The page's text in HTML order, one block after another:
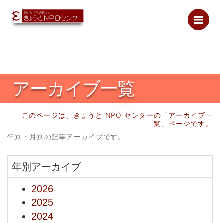
アーカイブ一覧
このページは、きょうと NPO センターの「アーカイブ一
覧」ページです。
年別・月別の記事アーカイブです。
年別アーカイブ
2026
2025
2024